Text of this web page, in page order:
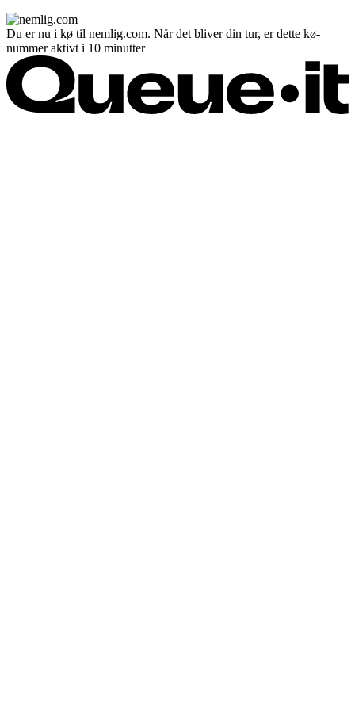
Du er nu i kø til nemlig.com. Når det bliver din tur, er dette kø-
nummer aktivt i 10 minutter